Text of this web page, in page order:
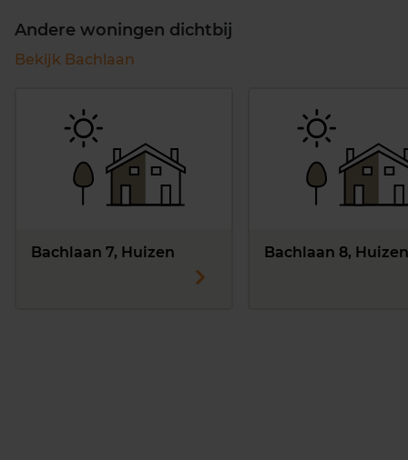
Andere woningen dichtbij
Bekijk Bachlaan
Bachlaan 7, Huizen Bachlaan 8, Huizen